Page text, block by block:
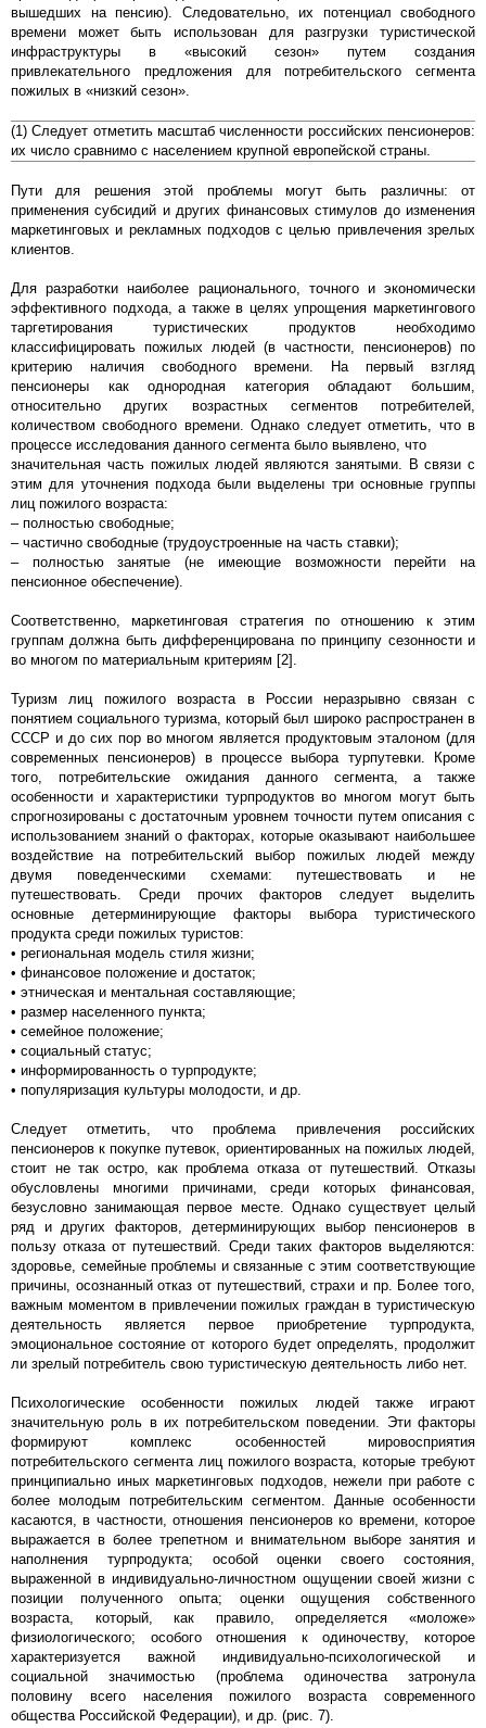
вышедших на пенсию). Следовательно, их потенциал свободного
времени может быть использован для разгрузки туристической
инфраструктуры в «высокий сезон» путем создания
привлекательного предложения для потребительского сегмента
пожилых в «низкий сезон».
(1) Следует отметить масштаб численности российских пенсионеров:
их число сравнимо с населением крупной европейской страны.
Пути для решения этой проблемы могут быть различны: от
применения субсидий и других финансовых стимулов до изменения
маркетинговых и рекламных подходов с целью привлечения зрелых
клиентов.
Для разработки наиболее рационального, точного и экономически
эффективного подхода, а также в целях упрощения маркетингового
таргетирования туристических продуктов необходимо
классифицировать пожилых людей (в частности, пенсионеров) по
критерию наличия свободного времени. На первый взгляд
пенсионеры как однородная категория обладают большим,
относительно других возрастных сегментов потребителей,
количеством свободного времени. Однако следует отметить, что в
процессе исследования данного сегмента было выявлено, что
значительная часть пожилых людей являются занятыми. В связи с
этим для уточнения подхода были выделены три основные группы
лиц пожилого возраста:
– полностью свободные;
– частично свободные (трудоустроенные на часть ставки);
– полностью занятые (не имеющие возможности перейти на
пенсионное обеспечение).
Соответственно, маркетинговая стратегия по отношению к этим
группам должна быть дифференцирована по принципу сезонности и
во многом по материальным критериям [2].
Туризм лиц пожилого возраста в России неразрывно связан с
понятием социального туризма, который был широко распространен в
СССР и до сих пор во многом является продуктовым эталоном (для
современных пенсионеров) в процессе выбора турпутевки. Кроме
того, потребительские ожидания данного сегмента, а также
особенности и характеристики турпродуктов во многом могут быть
спрогнозированы с достаточным уровнем точности путем описания с
использованием знаний о факторах, которые оказывают наибольшее
воздействие на потребительский выбор пожилых людей между
двумя поведенческими схемами: путешествовать и не
путешествовать. Среди прочих факторов следует выделить
основные детерминирующие факторы выбора туристического
продукта среди пожилых туристов:
• региональная модель стиля жизни;
• финансовое положение и достаток;
• этническая и ментальная составляющие;
• размер населенного пункта;
• семейное положение;
• социальный статус;
• информированность о турпродукте;
• популяризация культуры молодости, и др.
Следует отметить, что проблема привлечения российских
пенсионеров к покупке путевок, ориентированных на пожилых людей,
стоит не так остро, как проблема отказа от путешествий. Отказы
обусловлены многими причинами, среди которых финансовая,
безусловно занимающая первое месте. Однако существует целый
ряд и других факторов, детерминирующих выбор пенсионеров в
пользу отказа от путешествий. Среди таких факторов выделяются:
здоровье, семейные проблемы и связанные с этим соответствующие
причины, осознанный отказ от путешествий, страхи и пр. Более того,
важным моментом в привлечении пожилых граждан в туристическую
деятельность является первое приобретение турпродукта,
эмоциональное состояние от которого будет определять, продолжит
ли зрелый потребитель свою туристическую деятельность либо нет.
Психологические особенности пожилых людей также играют
значительную роль в их потребительском поведении. Эти факторы
формируют комплекс особенностей мировосприятия
потребительского сегмента лиц пожилого возраста, которые требуют
принципиально иных маркетинговых подходов, нежели при работе с
более молодым потребительским сегментом. Данные особенности
касаются, в частности, отношения пенсионеров ко времени, которое
выражается в более трепетном и внимательном выборе занятия и
наполнения турпродукта; особой оценки своего состояния,
выраженной в индивидуально-личностном ощущении своей жизни с
позиции полученного опыта; оценки ощущения собственного
возраста, который, как правило, определяется «моложе»
физиологического; особого отношения к одиночеству, которое
характеризуется важной индивидуально-психологической и
социальной значимостью (проблема одиночества затронула
половину всего населения пожилого возраста современного
общества Российской Федерации), и др. (рис. 7).